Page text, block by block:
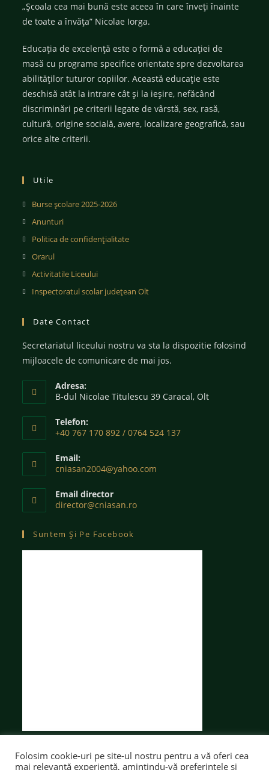
„Şcoala cea mai bună este aceea în care înveţi înainte
de toate a învăţa” Nicolae Iorga.
Educația de excelență este o formă a educației de
masă cu programe specifice orientate spre dezvoltarea
abilităților tuturor copiilor. Această educație este
deschisă atât la intrare cât și la ieșire, nefăcând
discriminări pe criterii legate de vârstă, sex, rasă,
cultură, origine socială, avere, localizare geografică, sau
orice alte criterii.
Utile
Burse școlare 2025-2026
Anunturi
Politica de confidențialitate
Orarul
Activitatile Liceului
Inspectoratul scolar județean Olt
Date Contact
Secretariatul liceului nostru va sta la dispozitie folosind
mijloacele de comunicare de mai jos.
Adresa:
B-dul Nicolae Titulescu 39 Caracal, Olt
Telefon:
+40 767 170 892 / 0764 524 137
Email:
cniasan2004@yahoo.com
Email director
director@cniasan.ro
Suntem Și Pe Facebook
Folosim cookie-uri pe site-ul nostru pentru a vă oferi cea
mai relevantă experiență, amintindu-vă preferințele și